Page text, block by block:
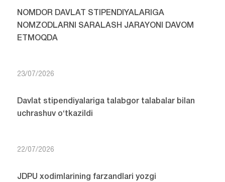
NOMDOR DAVLAT STIPENDIYALARIGA
NOMZODLARNI SARALASH JARAYONI DAVOM
ETMOQDA
23/07/2026
Davlat stipendiyalariga talabgor talabalar bilan
uchrashuv o‘tkazildi
22/07/2026
JDPU xodimlarining farzandlari yozgi